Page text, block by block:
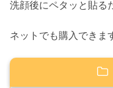
洗顔後にペタッと貼る
ネットでも購入できま